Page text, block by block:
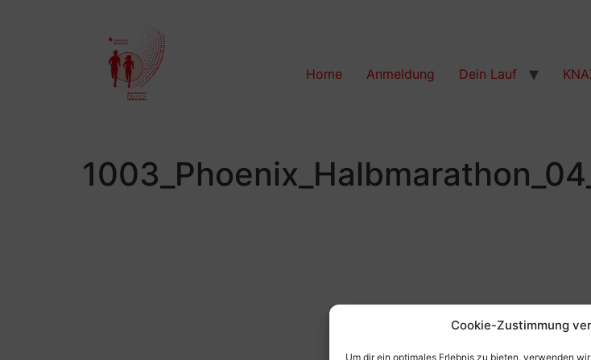
Cookie-Zustimmung
Um dir ein optimales Erlebnis zu bieten, verwenden
Home Anmeldung Dein Lauf